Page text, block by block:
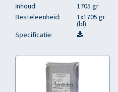
Inhoud:
1705 gr
Besteleenheid:
1x1705 gr
(bl)
Specificatie: